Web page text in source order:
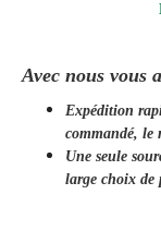
Avec nous vous
Expédition
commandé, le
Une seule
large choix de